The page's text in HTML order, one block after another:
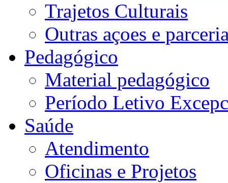
Trajetos Culturais
Outras açoes e
Pedagógico
Material pedagógico
Período Letivo
Saúde
Atendimento
Oficinas e Projetos